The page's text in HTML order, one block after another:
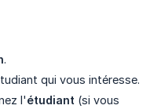
.
qui vous intéresse.
l'étudiant (si vous